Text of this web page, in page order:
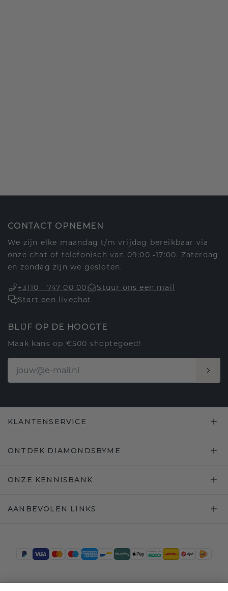
CONTACT OPNEMEN
We zijn elke maandag t/m vrijdag bereikbaar via
onze chat of telefonisch van 09:00 -17:00. Zaterdag
en zondag zijn we gesloten.
+3110 - 747 00 00
Stuur ons een mail
Start een livechat
BLIJF OP DE HOOGTE
Maak kans op €500 shoptegoed!
KLANTENSERVICE
ONTDEK DIAMONDSBYME
ONZE KENNISBANK
AANBEVOLEN LINKS